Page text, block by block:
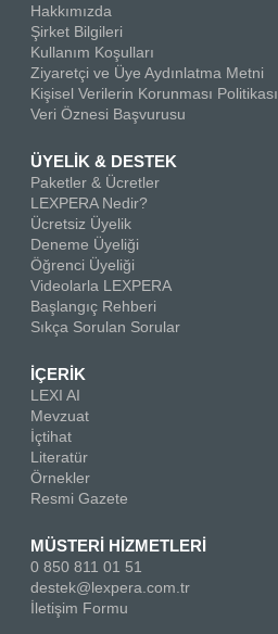
Hakkımızda
Şirket Bilgileri
Kullanım Koşulları
Ziyaretçi ve Üye Aydınlatma Metni
Kişisel Verilerin Korunması Politikası
Veri Öznesi Başvurusu
ÜYELİK & DESTEK
Paketler & Ücretler
LEXPERA Nedir?
Ücretsiz Üyelik
Deneme Üyeliği
Öğrenci Üyeliği
Videolarla LEXPERA
Başlangıç Rehberi
Sıkça Sorulan Sorular
İÇERİK
LEXI AI
Mevzuat
İçtihat
Literatür
Örnekler
Resmi Gazete
MÜSTERİ HİZMETLERİ
0 850 811 01 51
destek@lexpera.com.tr
İletişim Formu